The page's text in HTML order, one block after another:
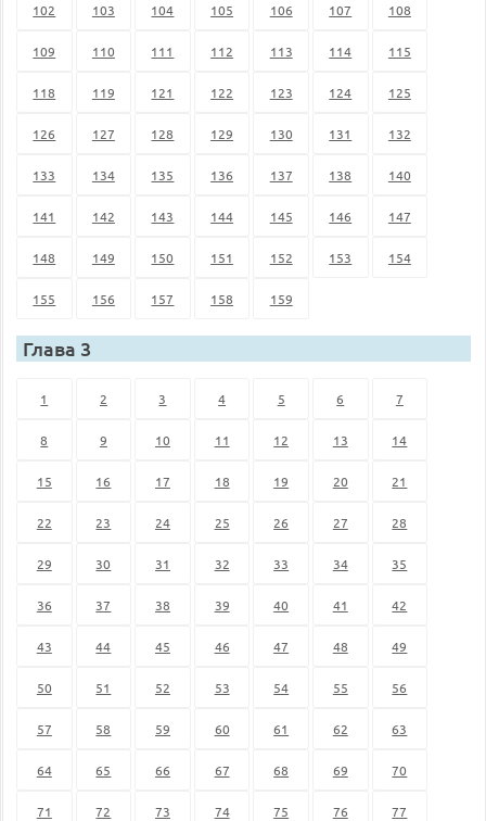
102 103 104 105 106 107 108
109 110 111 112 113 114 115
118 119 121 122 123 124 125
126 127 128 129 130 131 132
133 134 135 136 137 138 140
141 142 143 144 145 146 147
148 149 150 151 152 153 154
155 156 157 158 159
Глава 3
1 2 3 4 5 6 7
8 9 10 11 12 13 14
15 16 17 18 19 20 21
22 23 24 25 26 27 28
29 30 31 32 33 34 35
36 37 38 39 40 41 42
43 44 45 46 47 48 49
50 51 52 53 54 55 56
57 58 59 60 61 62 63
64 65 66 67 68 69 70
71 72 73 74 75 76 77